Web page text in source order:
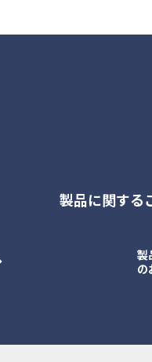
製品に関する
製
の